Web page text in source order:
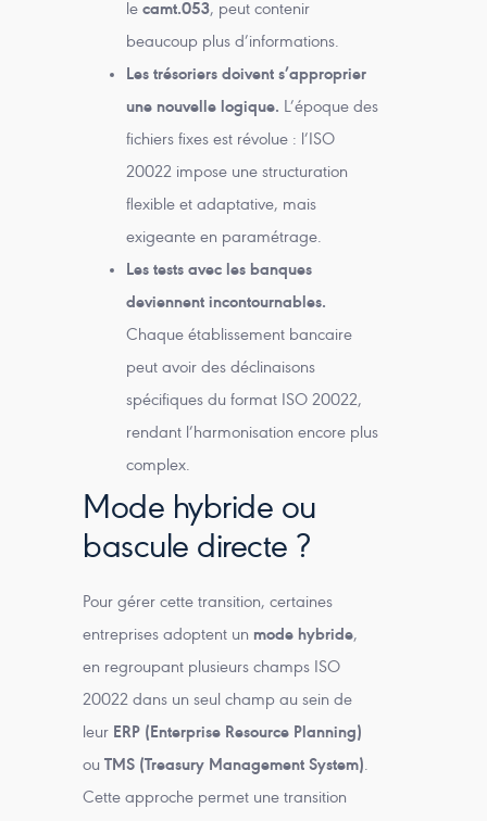
lecamt.053, peut contenir
beaucoup plus d’informations.
Les trésoriers doivent s’approprier
une nouvelle logique. L’époque des
fichiers fixes est révolue : l’ISO
20022 impose une structuration
flexible et adaptative, mais
exigeante en paramétrage.
Les tests avec les banques
deviennent incontournables.
Chaque établissement bancaire
peut avoir des déclinaisons
spécifiques du format ISO 20022,
rendant l’harmonisation encore plus
complex.
Mode hybride ou
bascule directe ?
Pour gérer cette transition, certaines
entreprises adoptent un mode hybride,
en regroupant plusieurs champs ISO
20022 dans un seul champ au sein de
leur ERP (Enterprise Resource Planning)
ouTMS (Treasury Management System).
Cette approche permet une transition